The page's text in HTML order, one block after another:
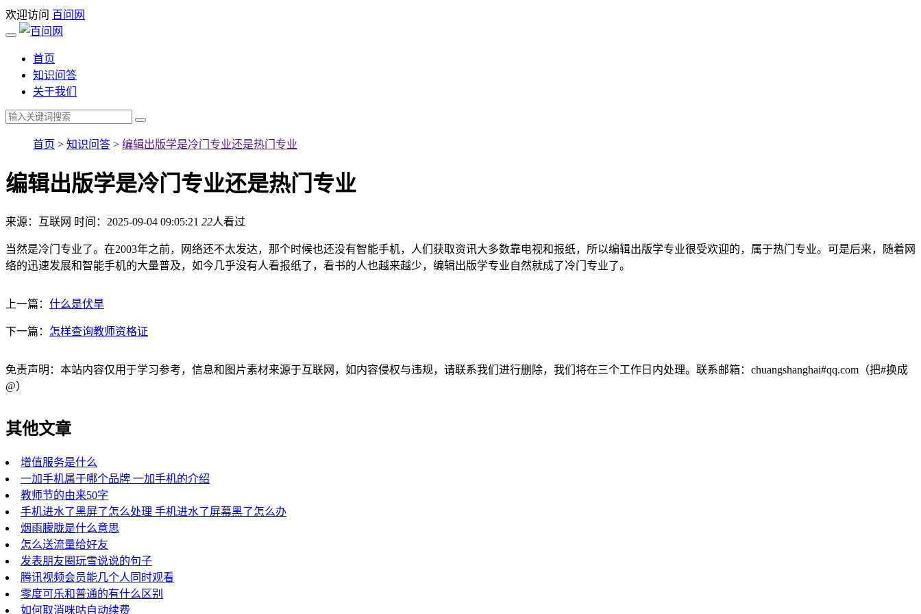
欢迎访问 百问网
首页
知识问答
关于我们
首页 > 知识问答 > 编辑出版学是冷门专业还是热门专业
编辑出版学是冷门专业还是热门专业
来源：互联网 时间：2025-09-04 09:05:21 22人看过
当然是冷门专业了。在2003年之前，网络还不太发达，那个时候也还没有智能手机，人们获取资讯大多数靠电视和报纸，所以编辑出版学专业很受欢迎的，属于热门专业。可是后来，随着网
络的迅速发展和智能手机的大量普及，如今几乎没有人看报纸了，看书的人也越来越少，编辑出版学专业自然就成了冷门专业了。
上一篇： 什么是伏旱
下一篇： 怎样查询教师资格证
免责声明：本站内容仅用于学习参考，信息和图片素材来源于互联网，如内容侵权与违规，请联系我们进行删除，我们将在三个工作日内处理。联系邮箱：chuangshanghai#qq.com（把#换成
@）
其他文章
增值服务是什么
一加手机属于哪个品牌 一加手机的介绍
教师节的由来50字
手机进水了黑屏了怎么处理 手机进水了屏幕黑了怎么办
烟雨朦胧是什么意思
怎么送流量给好友
发表朋友圈玩雪说说的句子
腾讯视频会员能几个人同时观看
零度可乐和普通的有什么区别
如何取消咪咕自动续费